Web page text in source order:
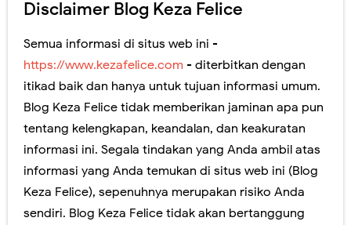
5 Tradisi Ramadan di Berbagai Daerah di Indonesia yang Populer dan Meriah
5 Tips Skincare Rutin untuk Ramadan, Kulit Tetap Sehat Terawat!
6 Kegiatan Ini Bikin Ngabuburit Ramadan Makin Seru, Sudah Coba?
6 Jenis Takjil Ramadan yang Bikin Momen Berbuka Puasa Makin Ceria
Susu Kambing Etawa Terbaik Tahun 2024, Rasa Nikmat Banyak Manfaat!
7 Jajanan Khas Ramadan yang Selalu Diburu, Mana Favoritmu?
5 Menu Sahur Praktis dan Tetap Mengeyangkan, Jadikan Puasa Tetap Bertenaga!
Disclaimer Blog Keza Felice
Semua informasi di situs web ini -
https://www.kezafelice.com - diterbitkan dengan
itikad baik dan hanya untuk tujuan informasi umum.
Blog Keza Felice tidak memberikan jaminan apa pun
tentang kelengkapan, keandalan, dan keakuratan
informasi ini. Segala tindakan yang Anda ambil atas
informasi yang Anda temukan di situs web ini (Blog
Keza Felice), sepenuhnya merupakan risiko Anda
sendiri. Blog Keza Felice tidak akan bertanggung